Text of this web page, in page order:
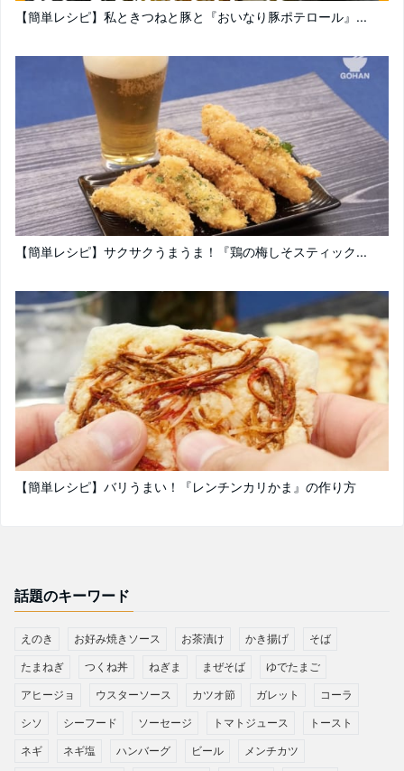
【簡単レシピ】私ときつねと豚と『おいなり豚ポテロール』...
【簡単レシピ】サクサクうまうま！『鶏の梅しそスティック...
【簡単レシピ】バリうまい！『レンチンカリかま』の作り方
話題のキーワード
えのき お好み焼きソース お茶漬け かき揚げ そば
たまねぎ つくね丼 ねぎま まぜそば ゆでたまご
アヒージョ ウスターソース カツオ節 ガレット コーラ
シソ シーフード ソーセージ トマトジュース トースト
ネギ ネギ塩 ハンバーグ ビール メンチカツ